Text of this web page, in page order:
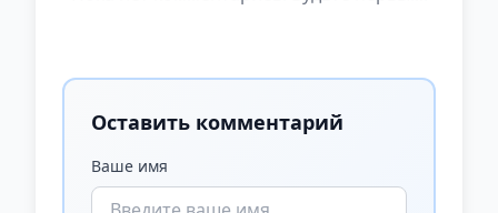
Оставить комментарий
Ваше имя